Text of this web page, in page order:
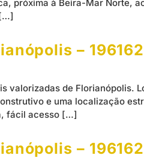
próxima à Beira-Mar Norte,
–
valorizadas de Florianópolis.
e uma localização
fácil acesso […]
–